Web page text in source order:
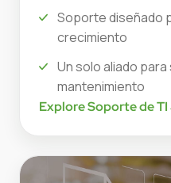
Soporte diseñado
crecimiento
Un solo aliado
mantenimiento
Explore Soporte de TI